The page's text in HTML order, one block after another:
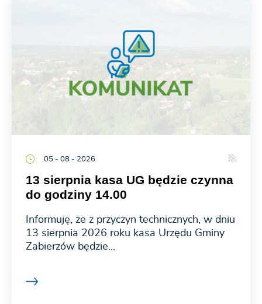
05 - 08 - 2026
13 sierpnia kasa UG będzie czynna
do godziny 14.00
Informuję, że z przyczyn technicznych, w dniu
13 sierpnia 2026 roku kasa Urzędu Gminy
Zabierzów będzie...